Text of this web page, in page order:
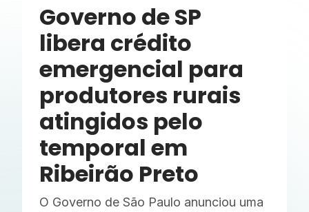
Governo de SP
libera crédito
emergencial para
produtores rurais
atingidos pelo
temporal em
Ribeirão Preto
O Governo de São Paulo anunciou uma